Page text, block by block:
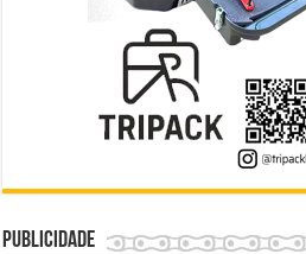
Publicidade